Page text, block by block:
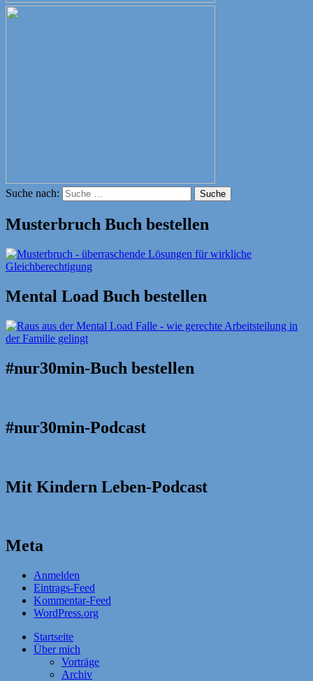
Suche nach: Suche
Musterbruch Buch bestellen
Mental Load Buch bestellen
#nur30min-Buch bestellen
#nur30min-Podcast
Mit Kindern Leben-Podcast
Meta
Anmelden
Eintrags-Feed
Kommentar-Feed
WordPress.org
Startseite
Über mich
Vorträge
Archiv